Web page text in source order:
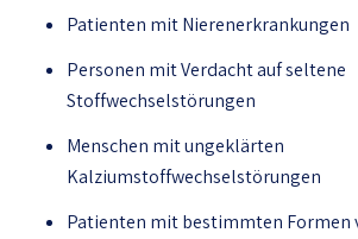
Patienten mit Nierenerkrankungen
Personen mit Verdacht auf seltene
Stoffwechselstörungen
Menschen mit ungeklärten
Kalziumstoffwechselstörungen
Patienten mit bestimmten Formen